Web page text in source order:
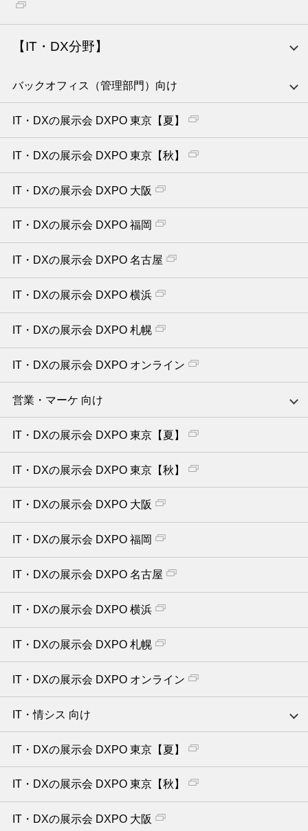
【IT・DX分野】
バックオフィス（管理部門）向け
IT・DXの展示会 DXPO 東京【夏】
IT・DXの展示会 DXPO 東京【秋】
IT・DXの展示会 DXPO 大阪
IT・DXの展示会 DXPO 福岡
IT・DXの展示会 DXPO 名古屋
IT・DXの展示会 DXPO 横浜
IT・DXの展示会 DXPO 札幌
IT・DXの展示会 DXPO オンライン
営業・マーケ 向け
IT・DXの展示会 DXPO 東京【夏】
IT・DXの展示会 DXPO 東京【秋】
IT・DXの展示会 DXPO 大阪
IT・DXの展示会 DXPO 福岡
IT・DXの展示会 DXPO 名古屋
IT・DXの展示会 DXPO 横浜
IT・DXの展示会 DXPO 札幌
IT・DXの展示会 DXPO オンライン
IT・情シス 向け
IT・DXの展示会 DXPO 東京【夏】
IT・DXの展示会 DXPO 東京【秋】
IT・DXの展示会 DXPO 大阪